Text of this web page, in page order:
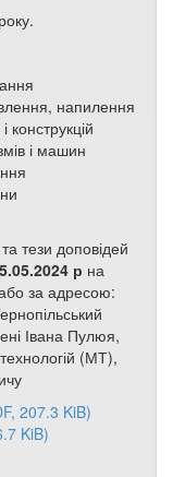
напилення
конструкцій
і машин
тези доповідей
р на
за адресою:
Івана Пулюя,
(МТ),
207.3 KiB)
KiB)